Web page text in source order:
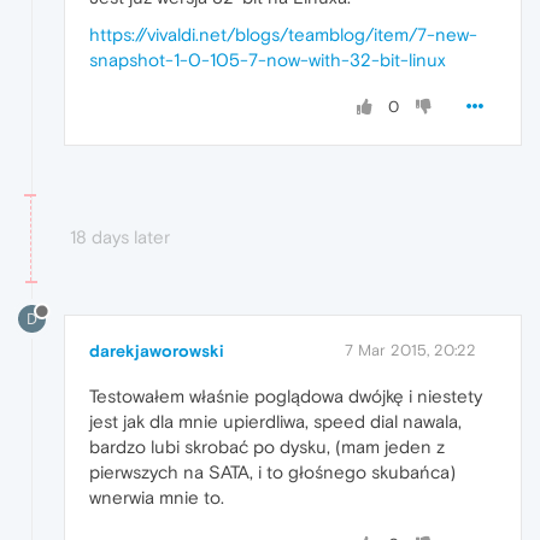
https://vivaldi.net/blogs/teamblog/item/7-new-
snapshot-1-0-105-7-now-with-32-bit-linux
0
18 days later
D
darekjaworowski 7 Mar 2015, 20:22
Testowałem właśnie poglądowa dwójkę i niestety
jest jak dla mnie upierdliwa, speed dial nawala,
bardzo lubi skrobać po dysku, (mam jeden z
pierwszych na SATA, i to głośnego skubańca)
wnerwia mnie to.